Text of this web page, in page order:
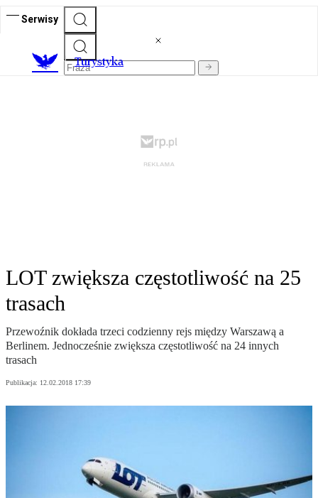
Serwisy
Turystyka
LOT zwiększa częstotliwość na 25
trasach
Przewoźnik dokłada trzeci codzienny rejs między Warszawą a
Berlinem. Jednocześnie zwiększa częstotliwość na 24 innych
trasach
Publikacja: 12.02.2018 17:39